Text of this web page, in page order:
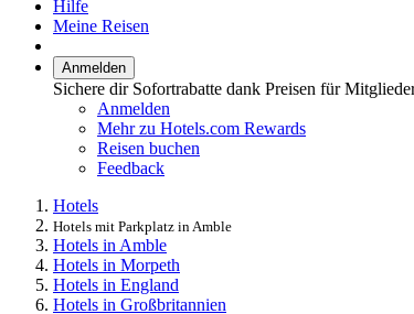
Hilfe
Meine Reisen
Anmelden
Sichere dir Sofortrabatte dank Preisen für
Anmelden
Mehr zu Hotels.com Rewards
Reisen buchen
Feedback
Hotels
Hotels mit Parkplatz in Amble
Hotels in Amble
Hotels in Morpeth
Hotels in England
Hotels in Großbritannien